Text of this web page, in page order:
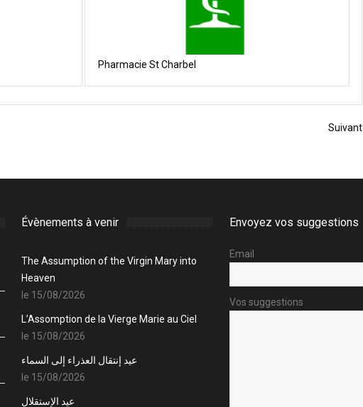
Pharmacie St Charbel
Suivant
Évènements à venir
The Assumption of the Virgin Mary into
Heaven
le 15/08/2026
L’Assomption de la Vierge Marie au Ciel
le 15/08/2026
عيد إنتقال العذراء إلى السماء
le 15/08/2026
عيد الإستقلال
Envoyez vos suggestions
Email
Vos suggestions